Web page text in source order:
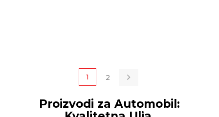
1 2
Proizvodi za Automobil: